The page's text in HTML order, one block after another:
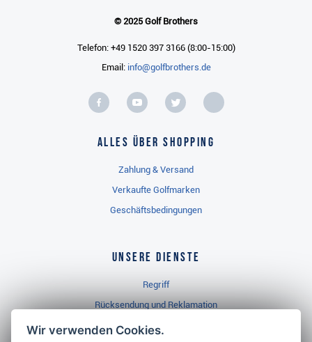
© 2025 Golf Brothers
Telefon: +49 1520 397 3166 (8:00-15:00)
Email: info@golfbrothers.de
Alles über Shopping
Zahlung & Versand
Verkaufte Golfmarken
Geschäftsbedingungen
Unsere Dienste
Regriff
Rücksendung und Reklamation
Widerrufsbelehrung
Wir verwenden Cookies.